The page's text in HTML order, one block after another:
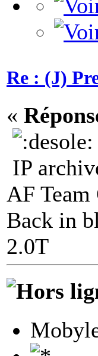
Re : (J)
«
IP
AF
Back in
2.0T